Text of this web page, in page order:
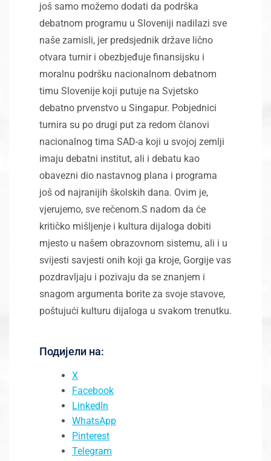
još samo možemo dodati da podrška
debatnom programu u Sloveniji nadilazi sve
naše zamisli, jer predsjednik države lično
otvara turnir i obezbjeđuje finansijsku i
moralnu podršku nacionalnom debatnom
timu Slovenije koji putuje na Svjetsko
debatno prvenstvo u Singapur. Pobjednici
turnira su po drugi put za redom članovi
nacionalnog tima SAD-a koji u svojoj zemlji
imaju debatni institut, ali i debatu kao
obavezni dio nastavnog plana i programa
još od najranijih školskih dana. Ovim je,
vjerujemo, sve rečenom.S nadom da će
kritičko mišljenje i kultura dijaloga dobiti
mjesto u našem obrazovnom sistemu, ali i u
svijesti savjesti onih koji ga kroje, Gorgije vas
pozdravljaju i pozivaju da se znanjem i
snagom argumenta borite za svoje stavove,
poštujući kulturu dijaloga u svakom trenutku.
Подијели на:
X
Facebook
LinkedIn
WhatsApp
Pinterest
Telegram